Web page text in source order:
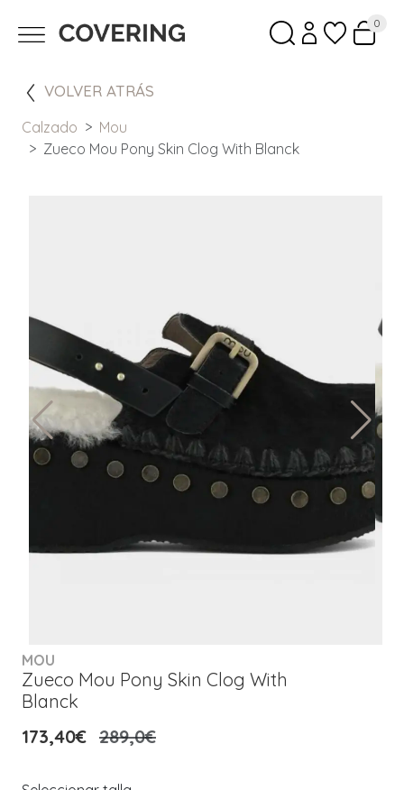
0
VOLVER ATRÁS
Calzado
Mou
Zueco Mou Pony Skin Clog With Blanck
MOU
Zueco Mou Pony Skin Clog With
Blanck
173,40€ 289,0€